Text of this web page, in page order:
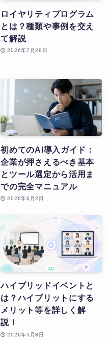
ロイヤリティプログラム
とは？種類や事例を交え
て解説
2026年7月28日
初めてのAI導入ガイド：
企業が押さえるべき基本
とツール選定から活用ま
での完全マニュアル
2026年6月2日
ハイブリッドイベントと
は？ハイブリットにする
メリット等を詳しく解
説！
2026年5月8日